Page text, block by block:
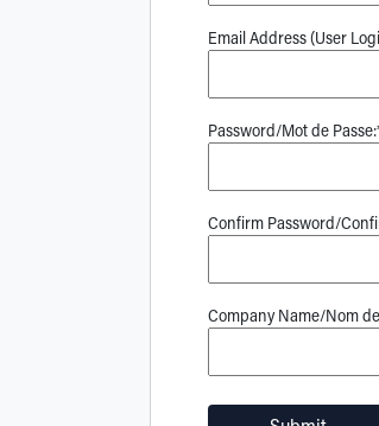
Email Address (User
Password/Mot de
Confirm Password/
Company Name/Nom